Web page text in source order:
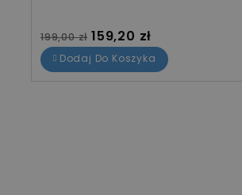
Cena standardowa
199,00 zł Cena
159,20 zł
Dodaj Do Koszyka